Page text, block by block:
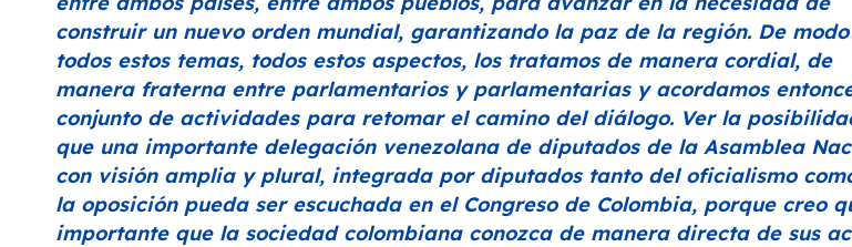
construir un nuevo orden mundial, garantizando la paz de la región. De
todos estos temas, todos estos aspectos, los tratamos de manera cordial, de
manera fraterna entre parlamentarios y parlamentarias y acordamos
conjunto de actividades para retomar el camino del diálogo. Ver la
que una importante delegación venezolana de diputados de la Asamblea
con visión amplia y plural, integrada por diputados tanto del oficialismo
la oposición pueda ser escuchada en el Congreso de Colombia, porque creo
importante que la sociedad colombiana conozca de manera directa de sus